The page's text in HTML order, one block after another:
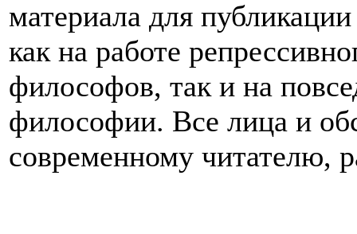
материала для
как на работе
философов, так и на
философии. Все лица и
современному читателю,